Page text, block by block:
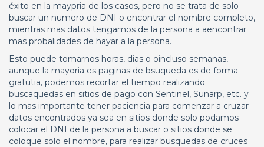
éxito en la maypria de los casos, pero no se trata de solo
buscar un numero de DNI o encontrar el nombre completo,
mientras mas datos tengamos de la persona a aencontrar
mas probalidades de hayar a la persona.
Esto puede tomarnos horas, dias o oincluso semanas,
aunque la mayoria es paginas de bsuqueda es de forma
gratutia, podemos recortar el tiempo realizando
buscaquedas en sitios de pago con Sentinel, Sunarp, etc. y
lo mas importante tener paciencia para comenzar a cruzar
datos encontrados ya sea en sitios donde solo podamos
colocar el DNI de la persona a buscar o sitios donde se
coloque solo el nombre, para realizar busquedas de cruces